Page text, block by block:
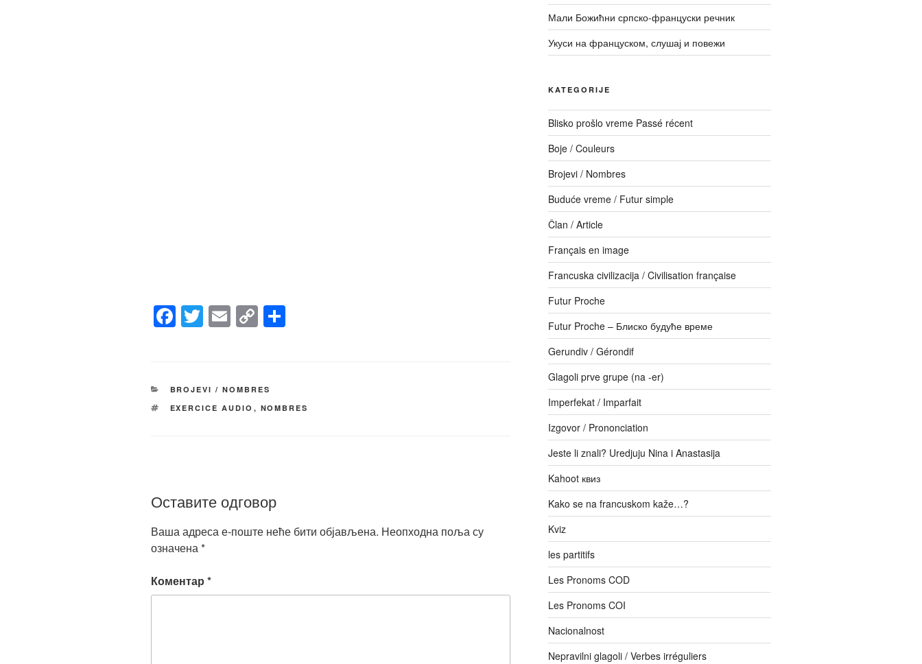
F
a
e
b
T
wi
er
E
m
C
o
y
Li
КАТЕГОРИЈЕ
BROJEVI / NOMBRES
ОЗНАКЕ
EXERCICE AUDIO , NOMBRES
Оставите одговор
Ваша адреса е-поште неће бити објављена. Неопходна поља су
означена *
Коментар *
Мали Божићни српско-француски речник
Укуси на француском, слушај и повежи
KATEGORIJE
Blisko prošlo vreme Passé récent
Boje / Couleurs
Brojevi / Nombres
Buduće vreme / Futur simple
Član / Article
Français en image
Francuska civilizacija / Civilisation française
Futur Proche
Futur Proche – Блиско будуће време
Gerundiv / Gérondif
Glagoli prve grupe (na -er)
Imperfekat / Imparfait
Izgovor / Prononciation
Jeste li znali? Uredjuju Nina i Anastasija
Kahoot квиз
Kako se na francuskom kaže…?
Kviz
les partitifs
Les Pronoms COD
Les Pronoms COI
Nacionalnost
Nepravilni glagoli / Verbes irréguliers